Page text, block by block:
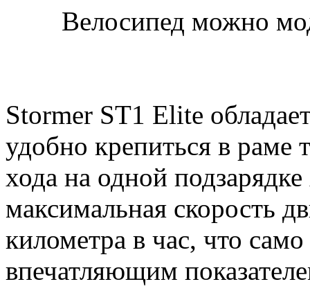
Велосипед можно
Stormer ST1 Elite
удобно крепиться в раме
хода на одной
максимальная скорость
километра в час, что само
впечатляющим